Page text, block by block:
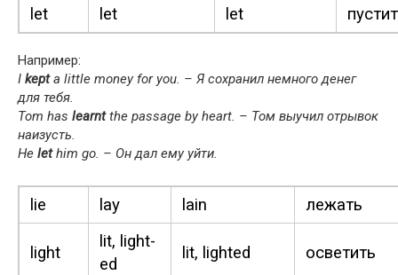
let
let let
Например:
I kepta lit­tle mon­ey for you. – Я сохранил немного денег
для тебя.
Tom has learntthe pas­sage by heart. – Том выучил отрывок
наизусть.
He lethim go. – Он дал ему уйти.
lie lay lain лежать
light
lit, light­
ed
lit, light­ed осветить